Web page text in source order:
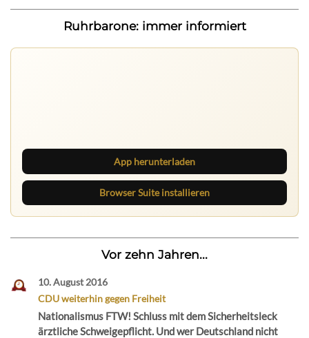
Ruhrbarone: immer informiert
App herunterladen
Browser Suite installieren
Vor zehn Jahren...
10. August 2016
CDU weiterhin gegen Freiheit
Nationalismus FTW! Schluss mit dem Sicherheitsleck
ärztliche Schweigepflicht. Und wer Deutschland nicht